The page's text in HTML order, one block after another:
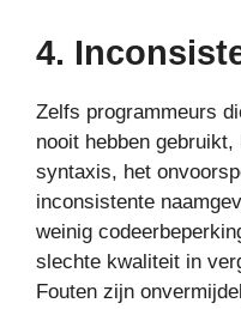
4.
Zelfs programmeurs
nooit hebben
syntaxis, het
inconsistente
weinig
slechte kwaliteit in
Fouten zijn